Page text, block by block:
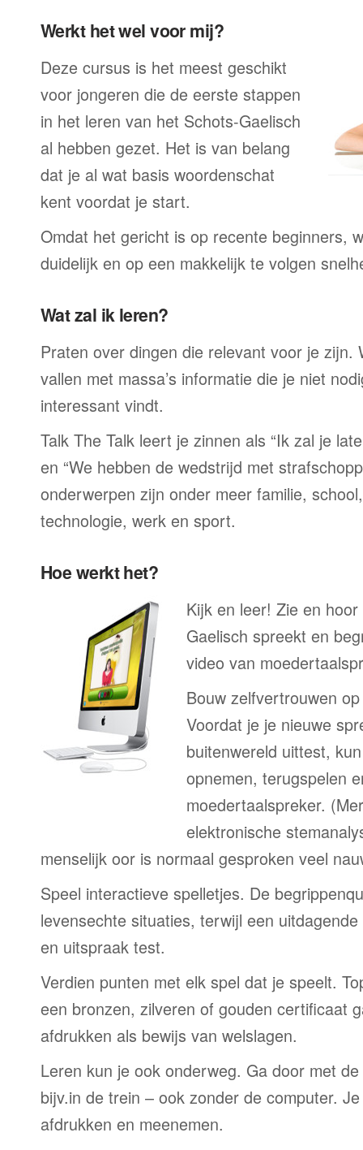
Werkt het wel voor mij?
Deze cursus is het meest geschikt
voor jongeren die de eerste stappen
in het leren van het Schots-Gaelisch
al hebben gezet. Het is van belang
dat je al wat basis woordenschat
kent voordat je start.
Omdat het gericht is op recente beginners,
duidelijk en op een makkelijk te volgen
Wat zal ik leren?
Praten over dingen die relevant voor je zijn.
vallen met massa’s informatie die je niet
interessant vindt.
Talk The Talk leert je zinnen als “Ik zal je
en “We hebben de wedstrijd met
onderwerpen zijn onder meer familie,
technologie, werk en sport.
Hoe werkt het?
Kijk en leer! Zie en
Gaelisch spreekt en
video van
Bouw zelfvertrouwen
Voordat je je nieuwe
buitenwereld uittest,
opnemen, terugspelen
moedertaalspreker.
elektronische
menselijk oor is normaal gesproken veel
Speel interactieve spelletjes. De
levensechte situaties, terwijl een
en uitspraak test.
Verdien punten met elk spel dat je speelt.
een bronzen, zilveren of gouden certificaat
afdrukken als bewijs van welslagen.
Leren kun je ook onderweg. Ga door met
bijv.in de trein – ook zonder de computer.
afdrukken en meenemen.